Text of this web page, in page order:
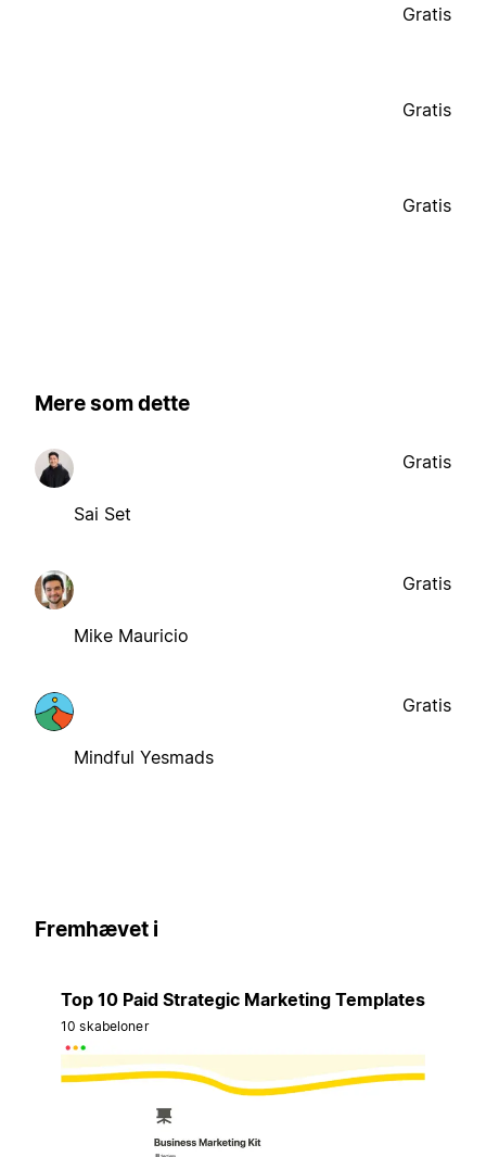
Gratis
Gratis
Gratis
Mere som dette
Sai Set
Gratis
Mike Mauricio
Gratis
Mindful Yesmads
Gratis
Fremhævet i
Top 10 Paid Strategic Marketing Templates
10 skabeloner